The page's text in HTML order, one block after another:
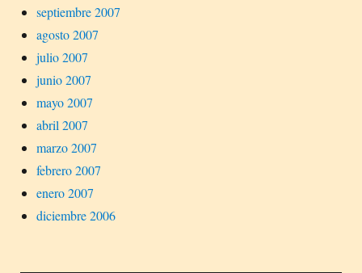
septiembre 2007
agosto 2007
julio 2007
junio 2007
mayo 2007
abril 2007
marzo 2007
febrero 2007
enero 2007
diciembre 2006